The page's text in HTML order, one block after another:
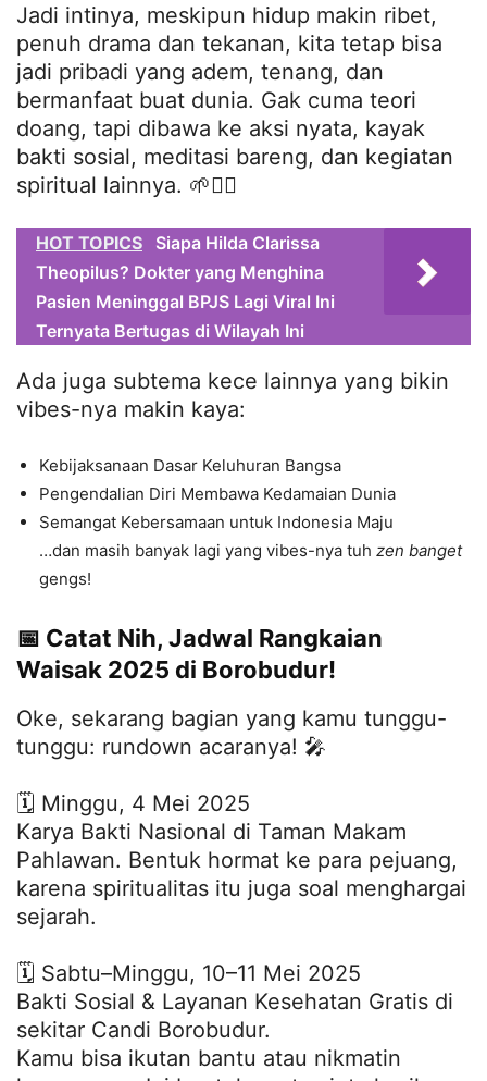
Jadi intinya, meskipun hidup makin ribet,
penuh drama dan tekanan, kita tetap bisa
jadi pribadi yang adem, tenang, dan
bermanfaat buat dunia. Gak cuma teori
doang, tapi dibawa ke aksi nyata, kayak
bakti sosial, meditasi bareng, dan kegiatan
spiritual lainnya. 🌱💆‍♂️
HOT TOPICS
Siapa Hilda Clarissa
Theopilus? Dokter yang Menghina
Pasien Meninggal BPJS Lagi Viral Ini
Ternyata Bertugas di Wilayah Ini
Ada juga subtema kece lainnya yang bikin
vibes-nya makin kaya:
Kebijaksanaan Dasar Keluhuran Bangsa
Pengendalian Diri Membawa Kedamaian Dunia
Semangat Kebersamaan untuk Indonesia Maju
…dan masih banyak lagi yang vibes-nya tuh zen banget
gengs!
📅 Catat Nih, Jadwal Rangkaian
Waisak 2025 di Borobudur!
Oke, sekarang bagian yang kamu tunggu-
tunggu: rundown acaranya! 🎤
🗓 Minggu, 4 Mei 2025
Karya Bakti Nasional di Taman Makam
Pahlawan. Bentuk hormat ke para pejuang,
karena spiritualitas itu juga soal menghargai
sejarah.
🗓 Sabtu–Minggu, 10–11 Mei 2025
Bakti Sosial & Layanan Kesehatan Gratis di
sekitar Candi Borobudur.
Kamu bisa ikutan bantu atau nikmatin